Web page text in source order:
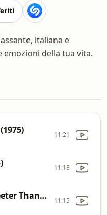
italiana e
della tua vita.
11:21
11:18
Loving You Is Sweeter Than Ever (1966) 11:15